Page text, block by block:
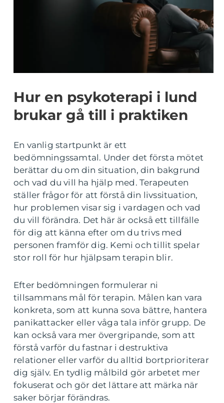
Hur en psykoterapi i lund
brukar gå till i praktiken
En vanlig startpunkt är ett
bedömningssamtal. Under det första mötet
berättar du om din situation, din bakgrund
och vad du vill ha hjälp med. Terapeuten
ställer frågor för att förstå din livssituation,
hur problemen visar sig i vardagen och vad
du vill förändra. Det här är också ett tillfälle
för dig att känna efter om du trivs med
personen framför dig. Kemi och tillit spelar
stor roll för hur hjälpsam terapin blir.
Efter bedömningen formulerar ni
tillsammans mål för terapin. Målen kan vara
konkreta, som att kunna sova bättre, hantera
panikattacker eller våga tala inför grupp. De
kan också vara mer övergripande, som att
förstå varför du fastnar i destruktiva
relationer eller varför du alltid bortprioriterar
dig själv. En tydlig målbild gör arbetet mer
fokuserat och gör det lättare att märka när
saker börjar förändras.